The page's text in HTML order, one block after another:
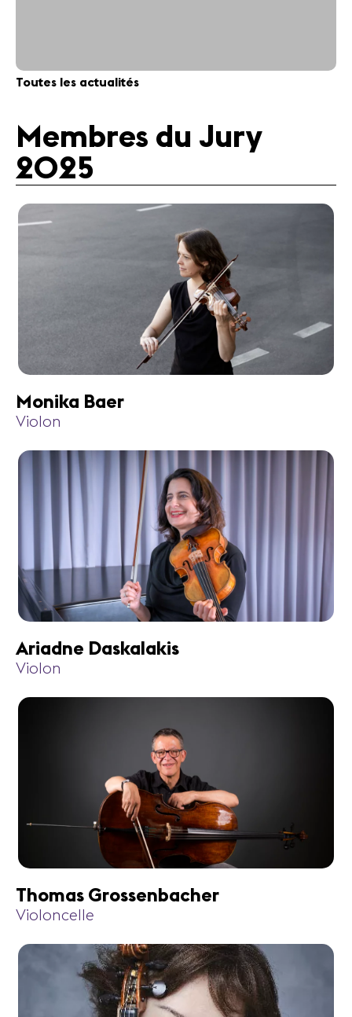
Toutes les actualités
Membres du Jury
2025
Monika Baer
Violon
Ariadne Daskalakis
Violon
Thomas Grossenbacher
Violoncelle